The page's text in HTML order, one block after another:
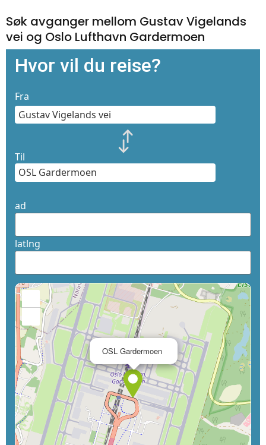
Søk avganger mellom Gustav Vigelands
vei og Oslo Lufthavn Gardermoen
Hvor vil du reise?
Fra
Til
ad
latlng
OSL Gardermoen